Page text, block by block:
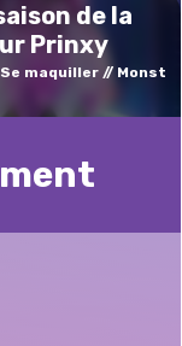
de la
Prinxy
Se maquiller
Monst